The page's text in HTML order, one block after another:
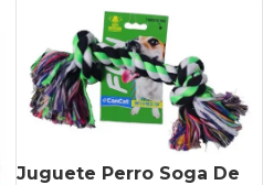
Juguete Perro Soga De